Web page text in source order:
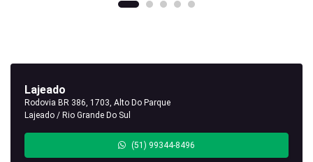
Lajeado
Rodovia BR 386, 1703, Alto Do Parque
Lajeado / Rio Grande Do Sul
(51) 99344-8496